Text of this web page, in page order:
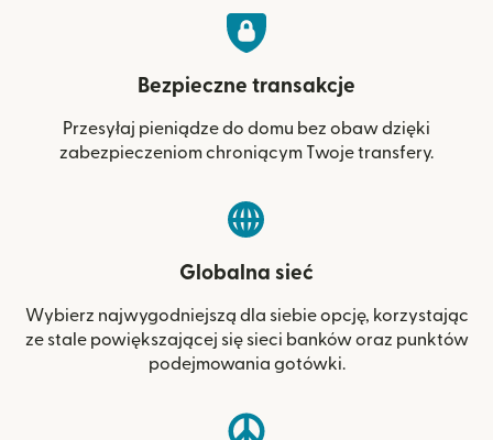
Bezpieczne transakcje
Przesyłaj pieniądze do domu bez obaw dzięki
zabezpieczeniom chroniącym Twoje transfery.
Globalna sieć
Wybierz najwygodniejszą dla siebie opcję, korzystając
ze stale powiększającej się sieci banków oraz punktów
podejmowania gotówki.